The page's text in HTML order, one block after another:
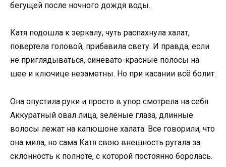
бегущей после ночного дождя воды.
Катя подошла к зеркалу, чуть распахнула халат,
повертела головой, прибавила свету. И правда, если
не приглядываться, синевато-красные полосы на
шее и ключице незаметны. Но при касании всё болит.
Она опустила руки и просто в упор смотрела на себя.
Аккуратный овал лица, зелёные глаза, длинные
волосы лежат на капюшоне халата. Все говорили, что
она мила, но сама Катя свою внешность ругала за
склонность к полноте, с которой постоянно боролась.